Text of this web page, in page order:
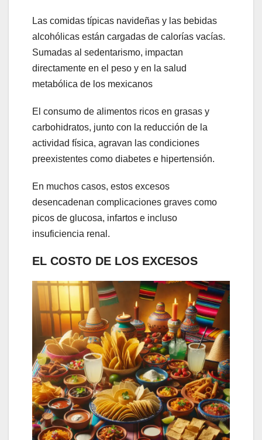
Las comidas típicas navideñas y las bebidas
alcohólicas están cargadas de calorías vacías.
Sumadas al sedentarismo, impactan
directamente en el peso y en la salud
metabólica de los mexicanos
El consumo de alimentos ricos en grasas y
carbohidratos, junto con la reducción de la
actividad física, agravan las condiciones
preexistentes como diabetes e hipertensión.
En muchos casos, estos excesos
desencadenan complicaciones graves como
picos de glucosa, infartos e incluso
insuficiencia renal.
EL COSTO DE LOS EXCESOS